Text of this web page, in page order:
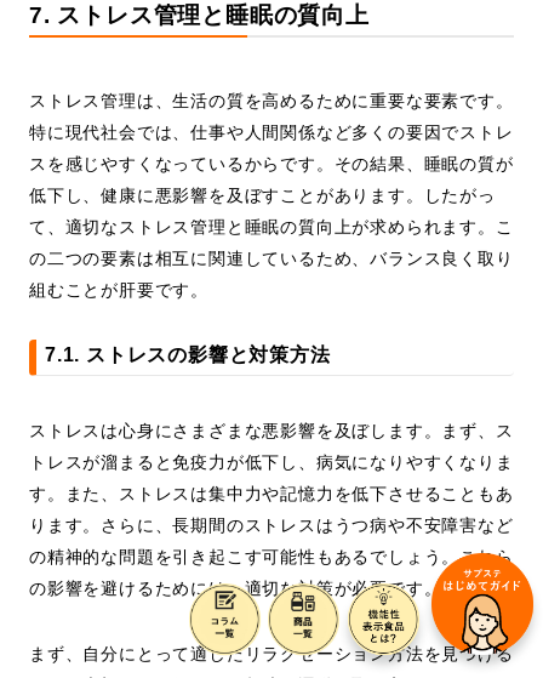
7. ストレス管理と睡眠の質向上
ストレス管理は、生活の質を高めるために重要な要素です。
特に現代社会では、仕事や人間関係など多くの要因でストレ
スを感じやすくなっているからです。その結果、睡眠の質が
低下し、健康に悪影響を及ぼすことがあります。したがっ
て、適切なストレス管理と睡眠の質向上が求められます。こ
の二つの要素は相互に関連しているため、バランス良く取り
組むことが肝要です。
7.1. ストレスの影響と対策方法
ストレスは心身にさまざまな悪影響を及ぼします。まず、ス
トレスが溜まると免疫力が低下し、病気になりやすくなりま
す。また、ストレスは集中力や記憶力を低下させることもあ
ります。さらに、長期間のストレスはうつ病や不安障害など
の精神的な問題を引き起こす可能性もあるでしょう。これら
の影響を避けるためには、適切な対策が必要です。
まず、自分にとって適したリラクゼーション方法を見つける